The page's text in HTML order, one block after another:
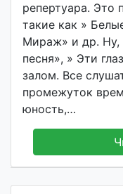
репертуара. Это
такие как »
Мираж» и др. Ну,
песня», » Эти
залом. Все
промежуток
юность,…